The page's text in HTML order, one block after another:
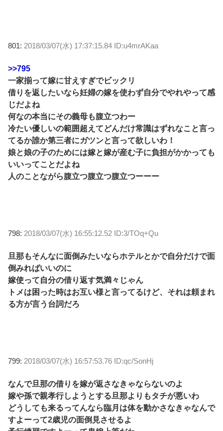
801: 2018/03/07(水) 17:37:15.84 ID:u4mrAKaa
>>795
一家揃って嫁に甘えすぎでビックリ
借りを返したいなら妊婦の嫁を使わず自分でやれやって感
じだよね
何なの本当にその義母も腹立つわー
冷たい優しいの範囲超えてどんだけ常識はずれなこと言っ
てるか誰か第三者にガツンと言って欲しいわ！
娘と娘の子のためには嫁と嫁が産む子に負担がかかっても
いいってことだよね
人のことながら腹立つ腹立つ腹立つーーー
798: 2018/03/07(水) 16:55:12.52 ID:3/TOq+Qu
旦那もそんなに面倒みたいならホテルとかで自分だけで面
倒みればいいのに
嫁使って自分の借り返す気満々じゃん
トメは困った時はお互い様と言ってるけど、それは頼まれ
る方が言う台詞だろ
799: 2018/03/07(水) 16:57:53.76 ID:qc/SonHj
なんで旦那の借りを嫁が返さなきゃならないのよ
嫁や孫で親孝行しようとする旦那よりもタチが悪いわ
どうしても来るってんなら臨月は体を動かさなきゃなんで
すよーって2歳児の面倒見させるよ